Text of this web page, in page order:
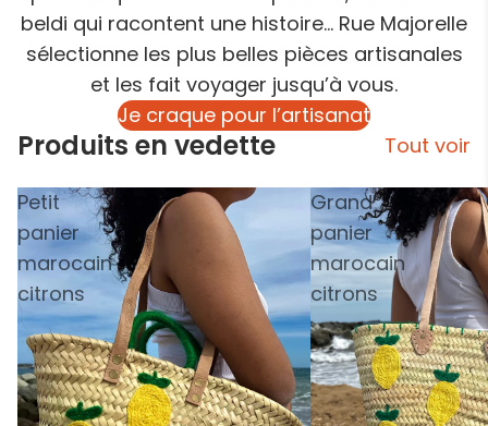
beldi qui racontent une histoire… Rue Majorelle
sélectionne les plus belles pièces artisanales
et les fait voyager jusqu’à vous.
Je craque pour l’artisanat
Produits en vedette Tout voir
Petit
panier
marocain
citrons
Grand
panier
marocain
citrons